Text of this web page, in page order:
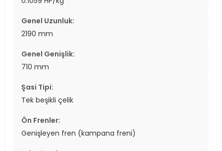
Genel Uzunluk:
2190 mm
Genel Genişlik:
710 mm
Şasi Tipi:
Tek beşikli çelik
Ön Frenler:
Genişleyen fren (kampana freni)